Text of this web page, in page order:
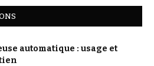
automatique : usage et